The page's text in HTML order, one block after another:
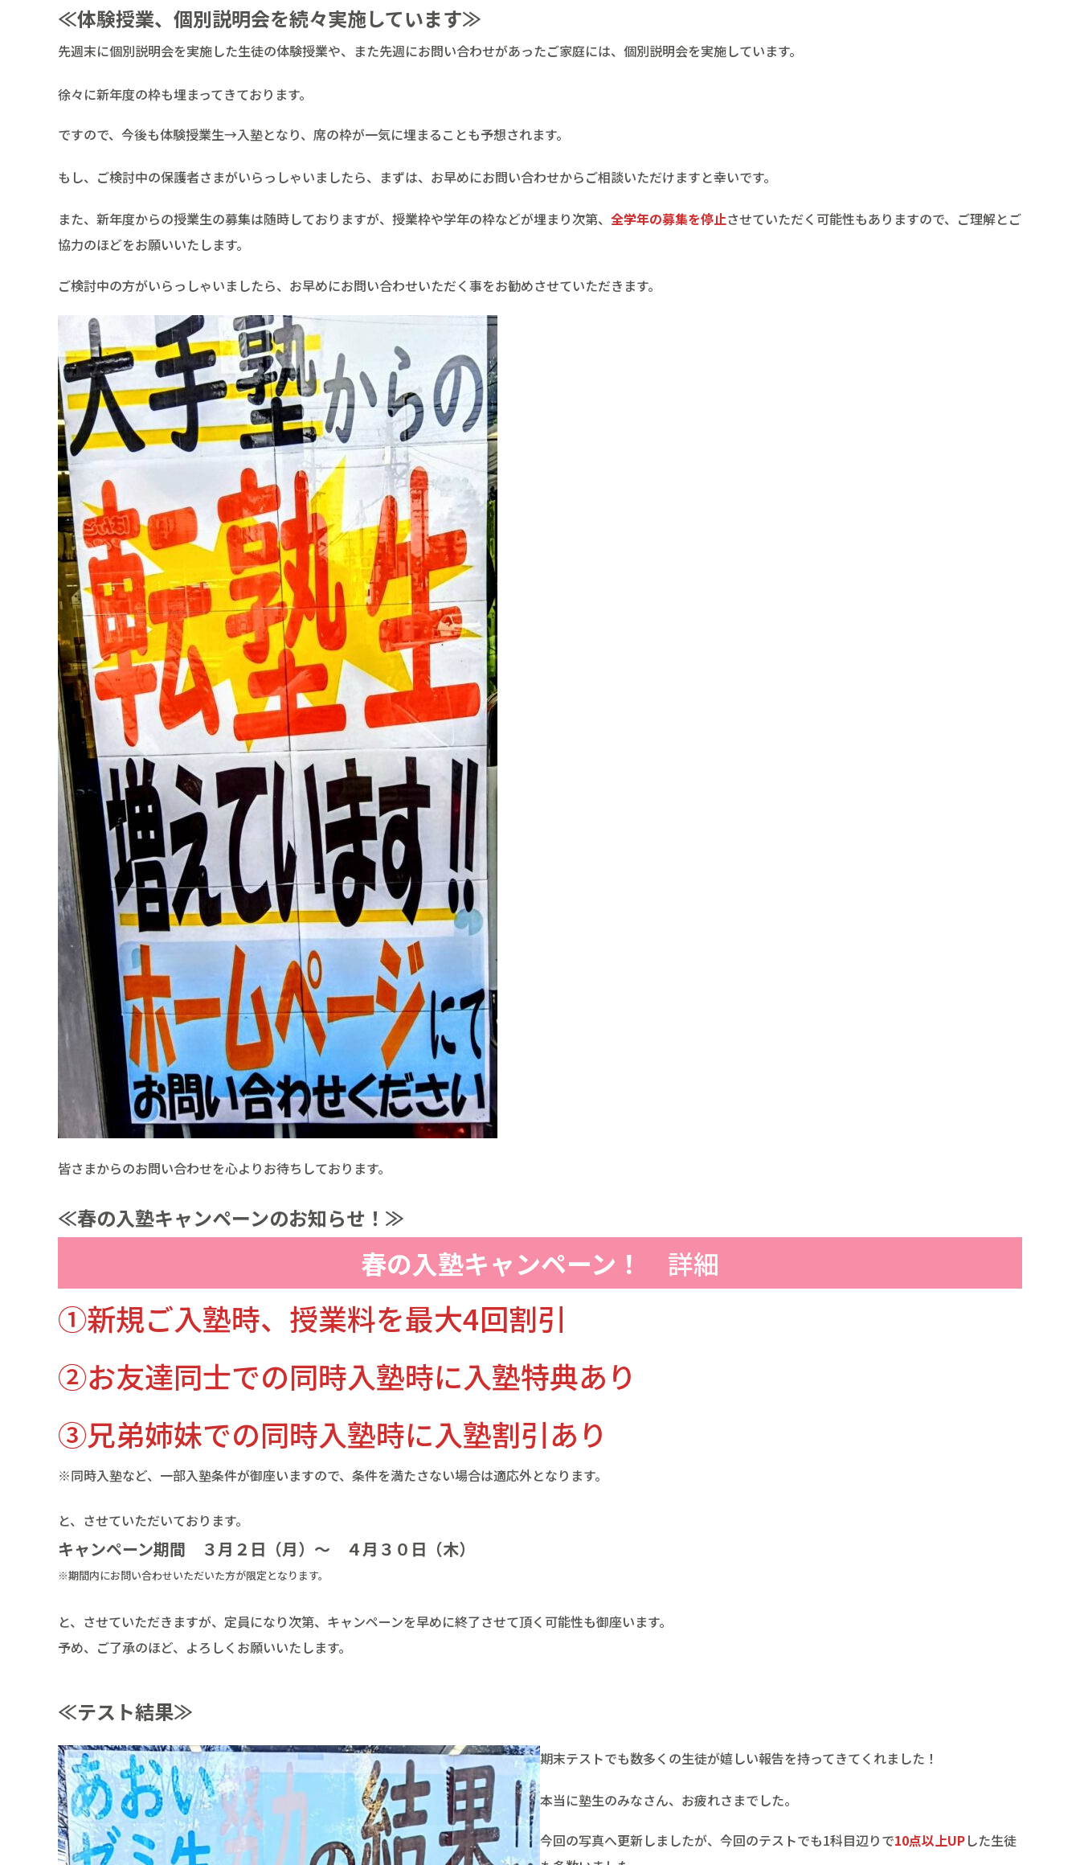
≪体験授業、個別説明会を続々実施しています≫
先週末に個別説明会を実施した生徒の体験授業や、また先週にお問い合わせがあったご家庭には、個別説明会を実施しています。
徐々に新年度の枠も埋まってきております。
ですので、今後も体験授業生→入塾となり、席の枠が一気に埋まることも予想されます。
もし、ご検討中の保護者さまがいらっしゃいましたら、まずは、お早めにお問い合わせからご相談いただけますと幸いです。
また、新年度からの授業生の募集は随時しておりますが、授業枠や学年の枠などが埋まり次第、 全学年の募集を停止させていただく可能性もありますので、ご理解とご
協力のほどをお願いいたします。
ご検討中の方がいらっしゃいましたら、お早めにお問い合わせいただく事をお勧めさせていただきます。
皆さまからのお問い合わせを心よりお待ちしております。
≪春の入塾キャンペーンのお知らせ！≫
春の入塾キャンペーン！ 詳細
①新規ご入塾時、授業料を最大4回割引
②お友達同士での同時入塾時に入塾特典あり
③兄弟姉妹での同時入塾時に入塾割引あり
※同時入塾など、一部入塾条件が御座いますので、条件を満たさない場合は適応外となります。
と、させていただいております。
キャンペーン期間 ３月２日（月）～ ４月３０日（木）
※期間内にお問い合わせいただいた方が限定となります。
と、させていただきますが、定員になり次第、キャンペーンを早めに終了させて頂く可能性も御座います。
予め、ご了承のほど、よろしくお願いいたします。
≪テスト結果≫
期末テストでも数多くの生徒が嬉しい報告を持ってきてくれました！
本当に塾生のみなさん、お疲れさまでした。
今回の写真へ更新しましたが、今回のテストでも1科目辺りで10点以上UPした生徒